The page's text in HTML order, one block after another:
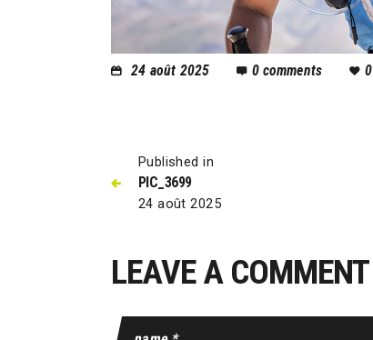
24 août 2025 0 comments 0
Published in
PIC_3699
24 août 2025
LEAVE A COMMENT